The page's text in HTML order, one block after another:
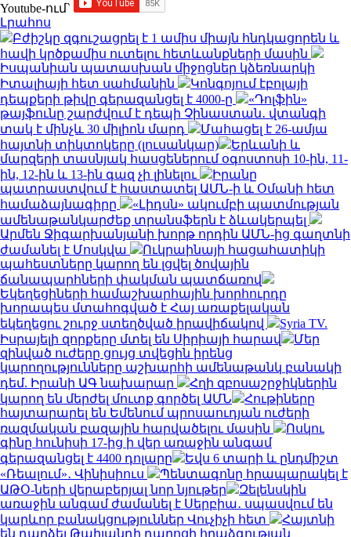
Youtube-ում`
Լրահոս
Բժիշկը զգուշացրել է 1 ամիս միայն հնդկացորեն և
հավի կրծքամիս ուտելու հետևանքների մասին
Իսպանիան պատասխան միջոցներ կձեռնարկի
Իտալիայի հետ սահմանին
Կոնգոյում էբոլայի
դեպքերի թիվը գերազանցել է 4000-ը
«Դոլֆին»
թայֆունը շարժվում է դեպի Չինաստան․ վտանգի
տակ է մինչև 30 միլիոն մարդ
Մահացել է 26-ամյա
հայտնի տիկտոկերը (լուսանկար)
Երևանի և
մարզերի տասնյակ հասցեներում օգոստոսի 10-ին, 11-
ին, 12-ին և 13-ին գազ չի լինելու
Իրանը
պատրաստվում է հաստատել ԱՄՆ-ի և Օմանի հետ
համաձայնագիրը
«Լիդսն» ակումբի պատմության
ամենաթանկարժեք տրանսֆերն է ձևակերպել
Արմեն Ջիգարխանյանի խորթ որդին ԱՄՆ-ից գաղտնի
ժամանել է Մոսկվա
Ուկրաինայի հացահատիկի
պահեստները կարող են լցվել ծովային
ճանապարհների փակման պատճառով
Եկեղեցիների համաշխարհային խորհուրդը
խորապես մտահոգված է Հայ առաքելական
եկեղեցու շուրջ ստեղծված իրավիճակով
Syria TV.
Իսրայելի զորքերը մտել են Սիրիայի հարավ
Մեր
զինված ուժերը ցույց տվեցին իրենց
կարողությունները աշխարհի ամենաթանկ բանակի
դեմ. Իրանի ԱԳ նախարար
Հղի զբոսաշրջիկներին
կարող են մերժել մուտք գործել ԱՄՆ
Հութիները
հայտարարել են Եմենում պրոսաուդյան ուժերի
ռազմական բազային հարվածելու մասին
Ոսկու
գինը հունիսի 17-ից ի վեր առաջին անգամ
գերազանցել է 4400 դոլարը
Եվս 6 տարի և ընդմիշտ
«Ռեալում»․ Վինիսիուս
Պենտագոնը հրապարակել է
ԱԹՕ-ների վերաբերյալ նոր նյութեր
Զելենսկին
առաջին անգամ ժամանել է Սերբիա․ սպասվում են
կարևոր բանակցություններ Վուչիչի հետ
Հայտնի
են դարձել Թաիլանդի դպրոցի հրաձգության